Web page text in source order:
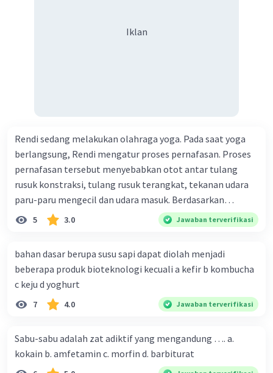
Iklan
Rendi sedang melakukan olahraga yoga. Pada saat yoga
berlangsung, Rendi mengatur proses pernafasan. Proses
pernafasan tersebut menyebabkan otot antar tulang
rusuk konstraksi, tulang rusuk terangkat, tekanan udara
paru-paru mengecil dan udara masuk. Berdasarkan
informasi tersebut, dapat disimpulkan bahwa Rendi
sedang melakukan proses pernafasan....
5 3.0 Jawaban terverifikasi
bahan dasar berupa susu sapi dapat diolah menjadi
beberapa produk bioteknologi kecuali a kefir b kombucha
c keju d yoghurt
7 4.0 Jawaban terverifikasi
Sabu-sabu adalah zat adiktif yang mengandung …. a.
kokain b. amfetamin c. morfin d. barbiturat